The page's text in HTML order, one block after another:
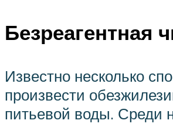
Безреагентная
Известно несколько
произвести
питьевой воды. Среди